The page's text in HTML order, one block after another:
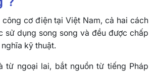
cơ điện tại Việt Nam, cả hai cách
sử dụng song song và đều được chấp
kỹ thuật.
từ ngoại lai, bắt nguồn từ tiếng Pháp